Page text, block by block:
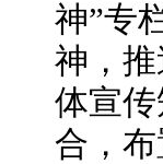
神”专
神，
体宣
合，